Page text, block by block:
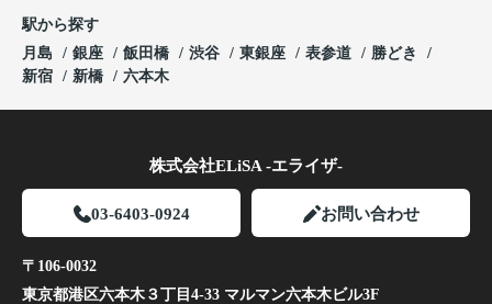
駅から探す
月島
銀座 飯田橋 渋谷 東銀座 表参道
勝どき
新宿
新橋 六本木
株式会社ELiSA -エライザ-
03-6403-0924 お問い合わせ
〒106-0032
東京都港区六本木３丁目4-33 マルマン六本木ビル3F